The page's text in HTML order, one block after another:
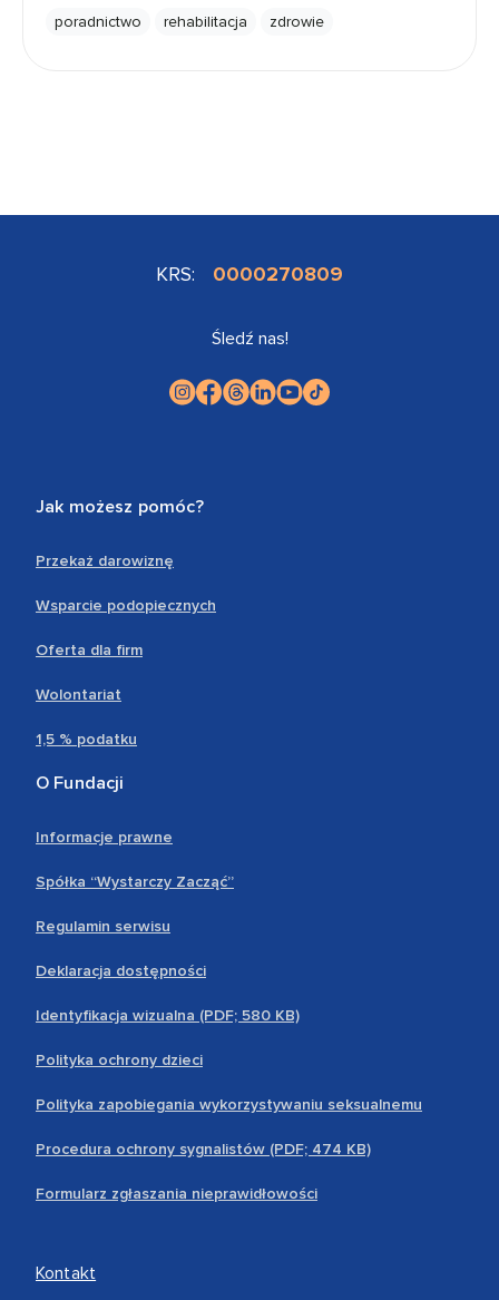
poradnictwo rehabilitacja zdrowie
KRS: 0000270809
Śledź nas!
Jak możesz pomóc?
Przekaż darowiznę
Wsparcie podopiecznych
Oferta dla firm
Wolontariat
1,5 % podatku
O Fundacji
Informacje prawne
Spółka “Wystarczy Zacząć”
Regulamin serwisu
Deklaracja dostępności
Identyfikacja wizualna (PDF; 580 KB)
Polityka ochrony dzieci
Polityka zapobiegania wykorzystywaniu seksualnemu
Procedura ochrony sygnalistów (PDF; 474 KB)
Formularz zgłaszania nieprawidłowości
Kontakt